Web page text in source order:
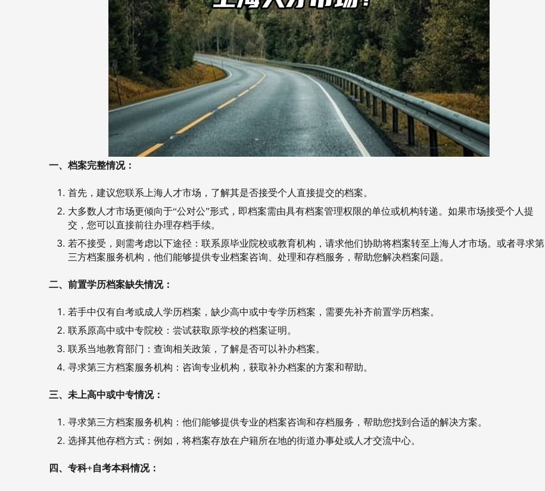
一、档案完整情况：
首先，建议您联系上海人才市场，了解其是否接受个人直接提交的档案。
大多数人才市场更倾向于“公对公”形式，即档案需由具有档案管理权限的单位或机构转递。如果市场接受个人提
交，您可以直接前往办理存档手续。
若不接受，则需考虑以下途径： 联系原毕业院校或教育机构，请求他们协助将档案转至上海人才市场。或者寻求第
三方档案服务机构，他们能够提供专业档案咨询、处理和存档服务，帮助您解决档案问题。
二、前置学历档案缺失情况：
若手中仅有自考或成人学历档案，缺少高中或中专学历档案，需要先补齐前置学历档案。
联系原高中或中专院校：尝试获取原学校的档案证明。
联系当地教育部门：查询相关政策，了解是否可以补办档案。
寻求第三方档案服务机构：咨询专业机构，获取补办档案的方案和帮助。
三、未上高中或中专情况：
寻求第三方档案服务机构：他们能够提供专业的档案咨询和存档服务，帮助您找到合适的解决方案。
选择其他存档方式：例如，将档案存放在户籍所在地的街道办事处或人才交流中心。
四、专科+自考本科情况：